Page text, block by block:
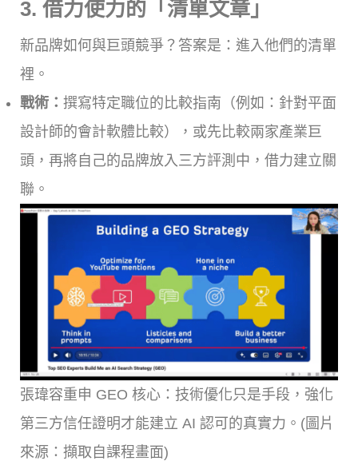
3. 借力使力的「清單文章」
新品牌如何與巨頭競爭？答案是：進入他們的清單
裡。
戰術： 撰寫特定職位的比較指南（例如：針對平面
設計師的會計軟體比較），或先比較兩家產業巨
頭，再將自己的品牌放入三方評測中，借力建立關
聯。
張瑋容重申 GEO 核心：技術優化只是手段，強化
第三方信任證明才能建立 AI 認可的真實力。(圖片
來源：擷取自課程畫面)